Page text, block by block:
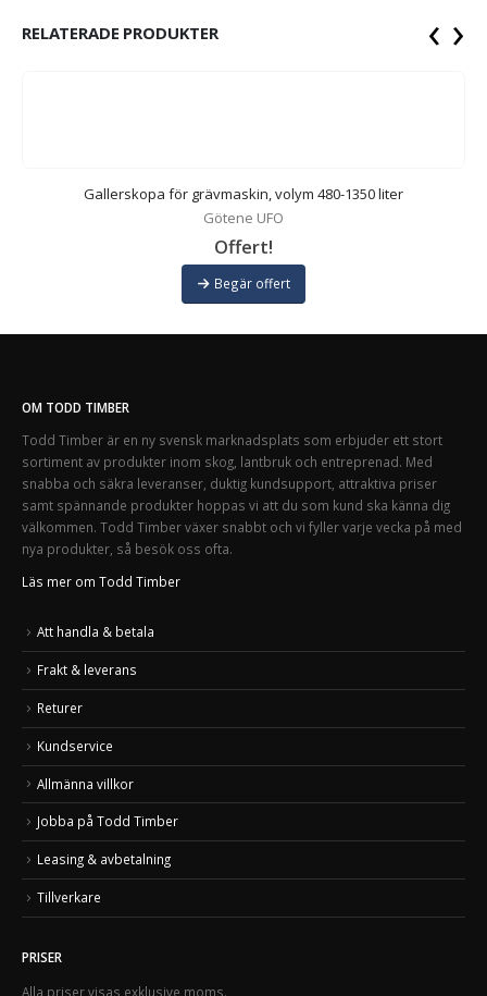
RELATERADE PRODUKTER
Gallerskopa för grävmaskin, volym 480-1350 liter
Götene UFO
Offert!
Begär offert
‹ ›
OM TODD TIMBER
Todd Timber är en ny svensk marknadsplats som erbjuder ett stort
sortiment av produkter inom skog, lantbruk och entreprenad. Med
snabba och säkra leveranser, duktig kundsupport, attraktiva priser
samt spännande produkter hoppas vi att du som kund ska känna dig
välkommen. Todd Timber växer snabbt och vi fyller varje vecka på med
nya produkter, så besök oss ofta.
Läs mer om Todd Timber
Att handla & betala
Frakt & leverans
Returer
Kundservice
Allmänna villkor
Jobba på Todd Timber
Leasing & avbetalning
Tillverkare
PRISER
Alla priser visas exklusive moms.